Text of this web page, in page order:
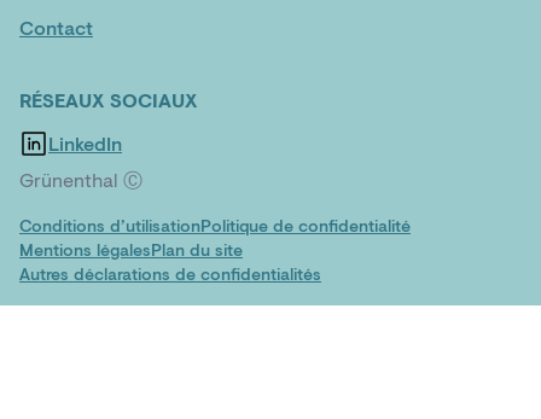
Contact
RÉSEAUX SOCIAUX
LinkedIn
Grünenthal Ⓒ
Conditions d’utilisationPolitique de confidentialité
Mentions légalesPlan du site
Autres déclarations de confidentialités